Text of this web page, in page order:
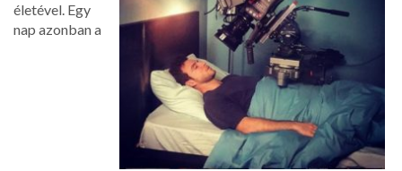
életével. Egy
nap azonban a